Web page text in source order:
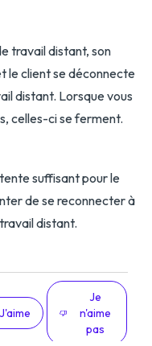
travail distant, son
le client se déconnecte
distant. Lorsque vous
celles-ci se ferment.
suffisant pour le
de se reconnecter à
distant.
J'aime
Je
n'aime
pas